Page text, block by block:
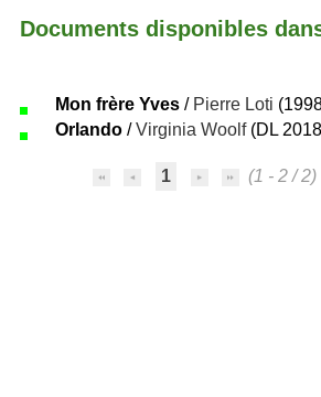
Documents disponibles
Mon frère Yves / Pierre Loti
Orlando /Virginia Woolf(DL
1 (1 - 2 / 2)